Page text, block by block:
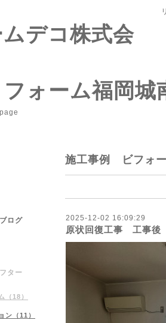
デコ株式会
ォーム福岡城
施工事例 ビフォ
2025-12-02 16:09:29
原状回復工事 工事後
ログ
ター
（18）
ン（11）